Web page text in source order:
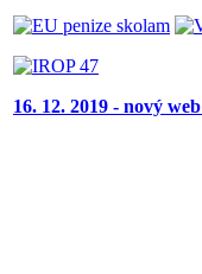
16. 12. 2019 - nový